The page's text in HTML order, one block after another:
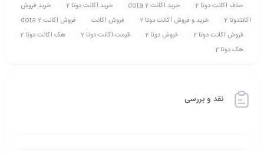
حذف اکانت دوتا 2
خريد اکانت dota 2 خريد اکانت دوتا 2
خريد فروش
اکانتدوتا 2
خريد و فروش اکانت دوتا 2 فروش اکانت
فروش اکانت dota 2
فروش اکانت دوتا 2
فروش دوتا 2 قيمت اکانت دوتا 2
هک اکانت دوتا 2
هک دوتا 2
نقد و بررسی